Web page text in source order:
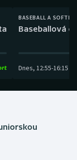
BASEBALL A
Baseballová
Dnes, 12:55-16:15